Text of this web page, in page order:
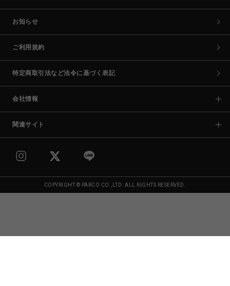
お知らせ
ご利用規約
特定商取引法など法令に基づく表記
会社情報
関連サイト
COPYRIGHT © PARCO CO.,LTD. ALL RIGHTS RESERVED.